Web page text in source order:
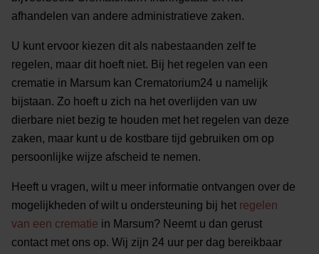
afhandelen van andere administratieve zaken.
U kunt ervoor kiezen dit als nabestaanden zelf te
regelen, maar dit hoeft niet. Bij het regelen van een
crematie in Marsum kan Crematorium24 u namelijk
bijstaan. Zo hoeft u zich na het overlijden van uw
dierbare niet bezig te houden met het regelen van deze
zaken, maar kunt u de kostbare tijd gebruiken om op
persoonlijke wijze afscheid te nemen.
Heeft u vragen, wilt u meer informatie ontvangen over de
mogelijkheden of wilt u ondersteuning bij het regelen
van een crematie in Marsum? Neemt u dan gerust
contact met ons op. Wij zijn 24 uur per dag bereikbaar